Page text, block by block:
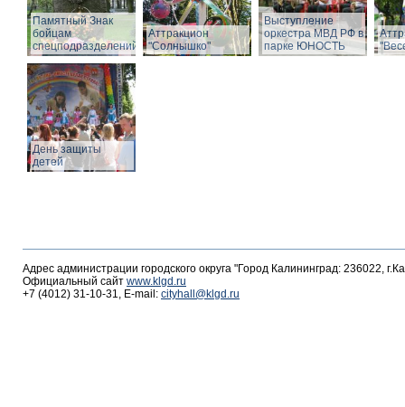
Памятный Знак
бойцам
спецподразделений
Аттракцион
"Солнышко"
Выступление
оркестра МВД РФ в
парке ЮНОСТЬ
День защиты
детей
Адрес администрации городского округа "Город Калининград: 236022,
Официальный сайт www.klgd.ru
+7 (4012) 31-10-31, E-mail: cityhall@klgd.ru